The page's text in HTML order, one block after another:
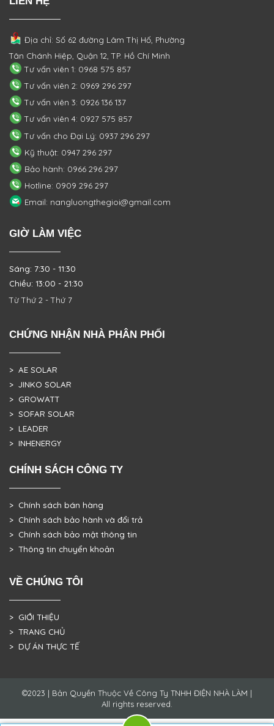
Địa chỉ: Số 62 đường Lâm Thị Hố, Phường
Tân Chánh Hiệp, Quận 12, TP. Hồ Chí Minh
Tư vấn viên 1: 0968 575 857
Tư vấn viên 2: 0969 296 297
Tư vấn viên 3: 0926 136 137
Tư vấn viên 4: 0927 575 857
Tư vấn cho Đại Lý: 0937 296 297
Kỹ thuật: 0947 296 297
Bảo hành: 0966 296 297
Hotline: 0909 296 297
Email: nangluongthegioi@gmail.com
GIỜ LÀM VIỆC
Sáng: 7:30 - 11:30
Chiều: 13:00 - 21:30
Từ Thứ 2 - Thứ 7
CHỨNG NHẬN NHÀ PHÂN PHỐI
> AE SOLAR
> JINKO SOLAR
> GROWATT
> SOFAR SOLAR
> LEADER
> INHENERGY
CHÍNH SÁCH CÔNG TY
> Chính sách bán hàng
> Chính sách bảo hành và đổi trả
> Chính sách bảo mật thông tin
> Thông tin chuyển khoản
VỀ CHÚNG TÔI
> GIỚI THIỆU
> TRANG CHỦ
> DỰ ÁN THỰC TẾ
©2023 | Bản Quyền Thuộc Về Công Ty TNHH ĐIỆN NHÀ LÀM |
All rights reserved.